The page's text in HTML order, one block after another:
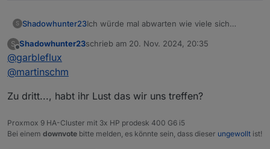
S Shadowhunter23Ich würde mal abwarten wie viele sich
S
Offline
Shadowhunter23schrieb am 20. Nov. 2024, 20:35
zuletzt editiert von
@garbleflux
@martinschm
Zu dritt..., habt ihr Lust das wir uns treffen?
Proxmox 9 HA-Cluster mit 3x HP prodesk 400 G6 i5
Bei einem downvote bitte melden, es könnte sein, dass dieser ungewollt ist!